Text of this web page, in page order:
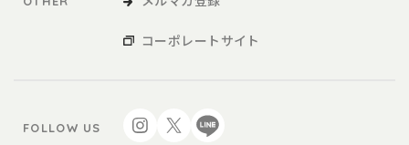
コーポレートサイト
FOLLOW US